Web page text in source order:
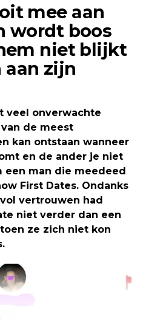
mee aan
wordt boos
niet blijkt
aan zijn
veel onverwachte
de meest
kan ontstaan wanneer
en de ander je niet
een man die meedeed
First Dates. Ondanks
vertrouwen had
niet verder dan een
ze zich niet kon